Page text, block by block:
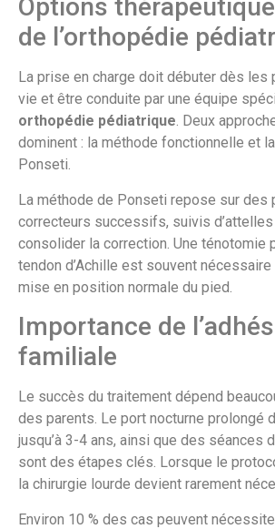
Options
de l’orthopédie
La prise en charge doit débuter dès les
vie et être conduite par une équipe
orthopédie pédiatrique. Deux
dominent : la méthode fonctionnelle et
Ponseti.
La méthode de Ponseti repose sur des
correcteurs successifs, suivis
consolider la correction. Une ténotomie
tendon d’Achille est souvent nécessaire
mise en position normale du pied.
Importance de
familiale
Le succès du traitement dépend
des parents. Le port nocturne prolongé
jusqu’à 3-4 ans, ainsi que des séances
sont des étapes clés. Lorsque le
la chirurgie lourde devient rarement
Environ 10 % des cas peuvent